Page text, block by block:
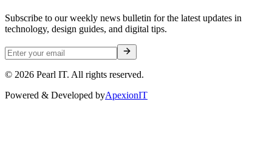
Subscribe to our weekly news bulletin for the latest updates in
technology, design guides, and digital tips.
© 2026 Pearl IT. All rights reserved.
Powered & Developed byApexionIT